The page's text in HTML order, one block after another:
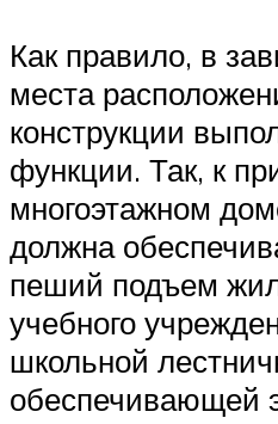
Как правило, в
места
конструкции
функции. Так, к
многоэтажном
должна
пеший подъем
учебного
школьной
обеспечивающей